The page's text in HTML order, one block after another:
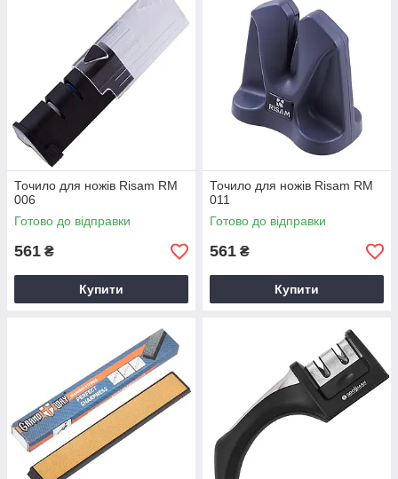
Точило для ножів Risam RM
006
Готово до відправки
561 ₴
Купити
Точило для ножів Risam RM
011
Готово до відправки
561 ₴
Купити